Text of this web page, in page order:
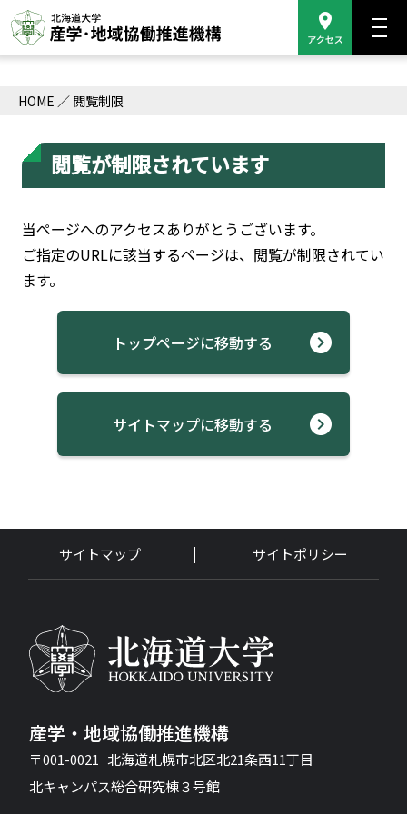
HOME 閲覧制限
閲覧が制限されています
当ページへのアクセスありがとうございます。
ご指定のURLに該当するページは、閲覧が制限されてい
ます。
トップページに移動する
サイトマップに移動する
サイトマップ サイトポリシー
産学・地域協働推進機構
〒001-0021 北海道札幌市北区北21条西11丁目
北キャンパス総合研究棟３号館